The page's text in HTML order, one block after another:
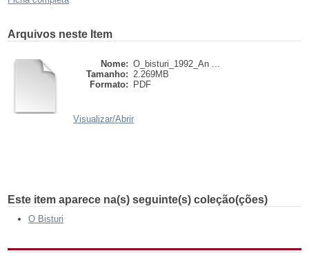
Arquivos neste Item
Nome: O_bisturi_1992_An ...
Tamanho: 2.269MB
Formato:
PDF
Visualizar/Abrir
Este item aparece na(s) seguinte(s) coleção(ções)
O Bisturi